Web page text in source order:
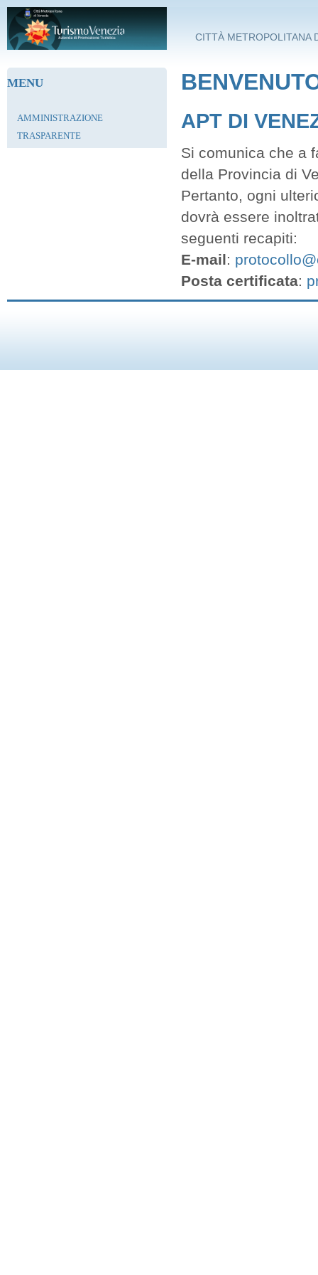
Salta al contenuto principale
CITTÀ METROPOLITANA
MENU
AMMINISTRAZIONE
TRASPARENTE
APT DI
Si comunica che a
della Provincia di
Pertanto, ogni
dovrà essere
seguenti recapiti:
E-mail:
Posta certificata: